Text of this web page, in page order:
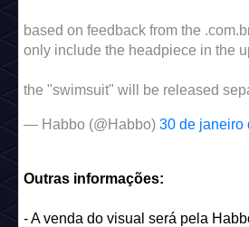
based on feedback from the
only include the headpiece in the
the "swimsuit" will be released
— Habbo (@Habbo) 30 de janeiro
Outras informações:
- A venda do visual será pela